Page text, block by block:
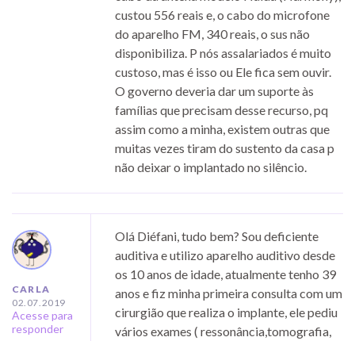
custou 556 reais e, o cabo do microfone
do aparelho FM, 340 reais, o sus não
disponibiliza. P nós assalariados é muito
custoso, mas é isso ou Ele fica sem ouvir.
O governo deveria dar um suporte às
famílias que precisam desse recurso, pq
assim como a minha, existem outras que
muitas vezes tiram do sustento da casa p
não deixar o implantado no silêncio.
CARLA
02.07.2019
Acesse para
responder
Olá Diéfani, tudo bem? Sou deficiente
auditiva e utilizo aparelho auditivo desde
os 10 anos de idade, atualmente tenho 39
anos e fiz minha primeira consulta com um
cirurgião que realiza o implante, ele pediu
vários exames ( ressonância,tomografia,